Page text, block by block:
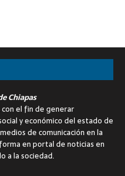
Chiapas
el fin de generar
y económico del estado de
de comunicación en la
en portal de noticias en
a la sociedad.